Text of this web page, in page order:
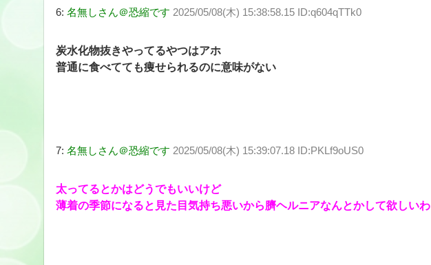
6: 名無しさん＠恐縮です 2025/05/08(木) 15:38:58.15 ID:q604qTTk0
炭水化物抜きやってるやつはアホ
普通に食べてても痩せられるのに意味がない
7: 名無しさん＠恐縮です 2025/05/08(木) 15:39:07.18 ID:PKLf9oUS0
太ってるとかはどうでもいいけど
薄着の季節になると見た目気持ち悪いから臍ヘルニアなんとかして欲しいわ